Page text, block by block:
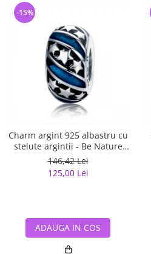
Charm argint 925 albastru cu
stelute argintii - Be Nature
PST0123
146,42 Lei
125,00 Lei
-15%
ADAUGA IN COS